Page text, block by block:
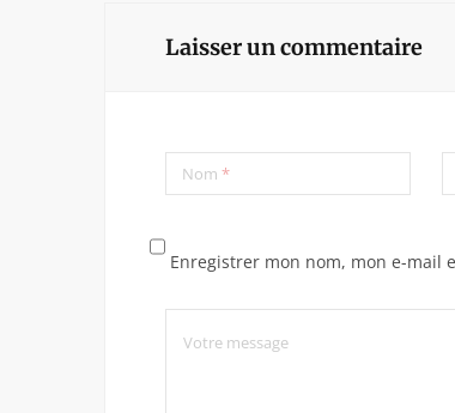
Laisser un commentaire
Nom *
Enregistrer mon nom, mon e-mail